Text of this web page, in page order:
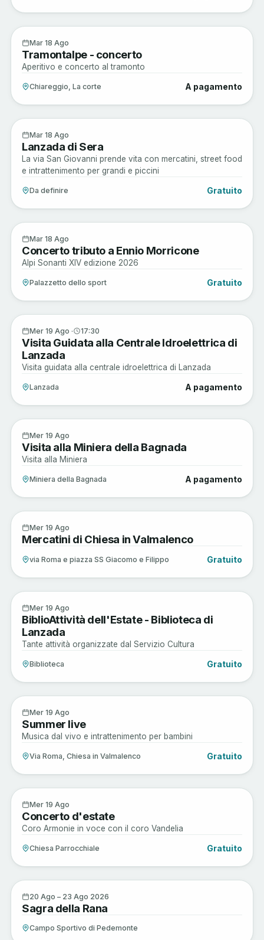
Musica e Spettacoli
Mar 18 Ago
Tramontalpe - concerto
Aperitivo e concerto al tramonto
Chiareggio, La corte A pagamento
Enogastronomia
Mar 18 Ago
Lanzada di Sera
La via San Giovanni prende vita con mercatini, street food
e intrattenimento per grandi e piccini
Da definire Gratuito
Arte e Cultura
Mar 18 Ago
Concerto tributo a Ennio Morricone
Alpi Sonanti XIV edizione 2026
Palazzetto dello sport Gratuito
Arte e Cultura
AGO
Mer 19 Ago · 17:30
Visita Guidata alla Centrale Idroelettrica di
Lanzada
Visita guidata alla centrale idroelettrica di Lanzada
Lanzada A pagamento
Sagre e Tradizioni
Mer 19 Ago
Visita alla Miniera della Bagnada
Visita alla Miniera
Miniera della Bagnada A pagamento
Arte e Cultura
Mer 19 Ago
Mercatini di Chiesa in Valmalenco
via Roma e piazza SS Giacomo e Filippo Gratuito
Musica e Spettacoli
Mer 19 Ago
BiblioAttività dell'Estate - Biblioteca di
Lanzada
Tante attività organizzate dal Servizio Cultura
Biblioteca Gratuito
Enogastronomia
Mer 19 Ago
Summer live
Musica dal vivo e intrattenimento per bambini
Via Roma, Chiesa in Valmalenco Gratuito
Arte e Cultura
Mer 19 Ago
Concerto d'estate
Coro Armonie in voce con il coro Vandelia
Chiesa Parrocchiale Gratuito
Sagre e Tradizioni
20 Ago – 23 Ago 2026
Sagra della Rana
Campo Sportivo di Pedemonte